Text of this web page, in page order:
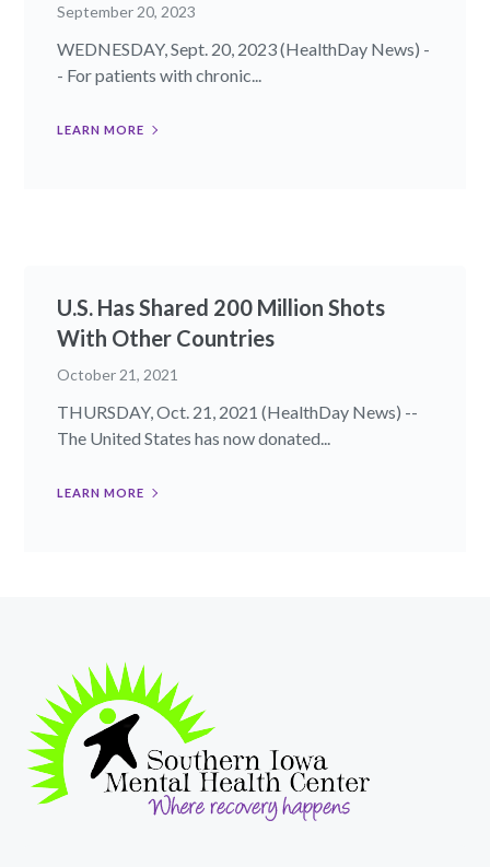
September 20, 2023
WEDNESDAY, Sept. 20, 2023 (HealthDay News) -
- For patients with chronic...
LEARN MORE
U.S. Has Shared 200 Million Shots
With Other Countries
October 21, 2021
THURSDAY, Oct. 21, 2021 (HealthDay News) --
The United States has now donated...
LEARN MORE